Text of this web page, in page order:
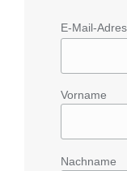
E-Mail-
Vorname
Nachname